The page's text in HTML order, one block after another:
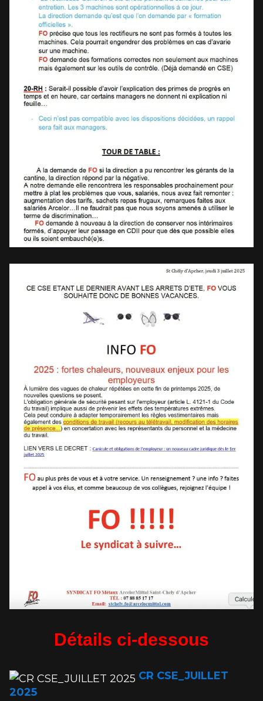
Détails ci-dessous
CR CSE_JUILLET
2025